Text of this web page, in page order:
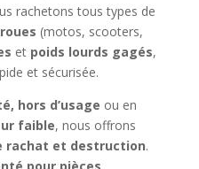
rachetons tous types de
(motos, scooters,
et poids lourds gagés,
et sécurisée.
hors d’usage ou en
faible, nous offrons
rachat et destruction.
pour pièces